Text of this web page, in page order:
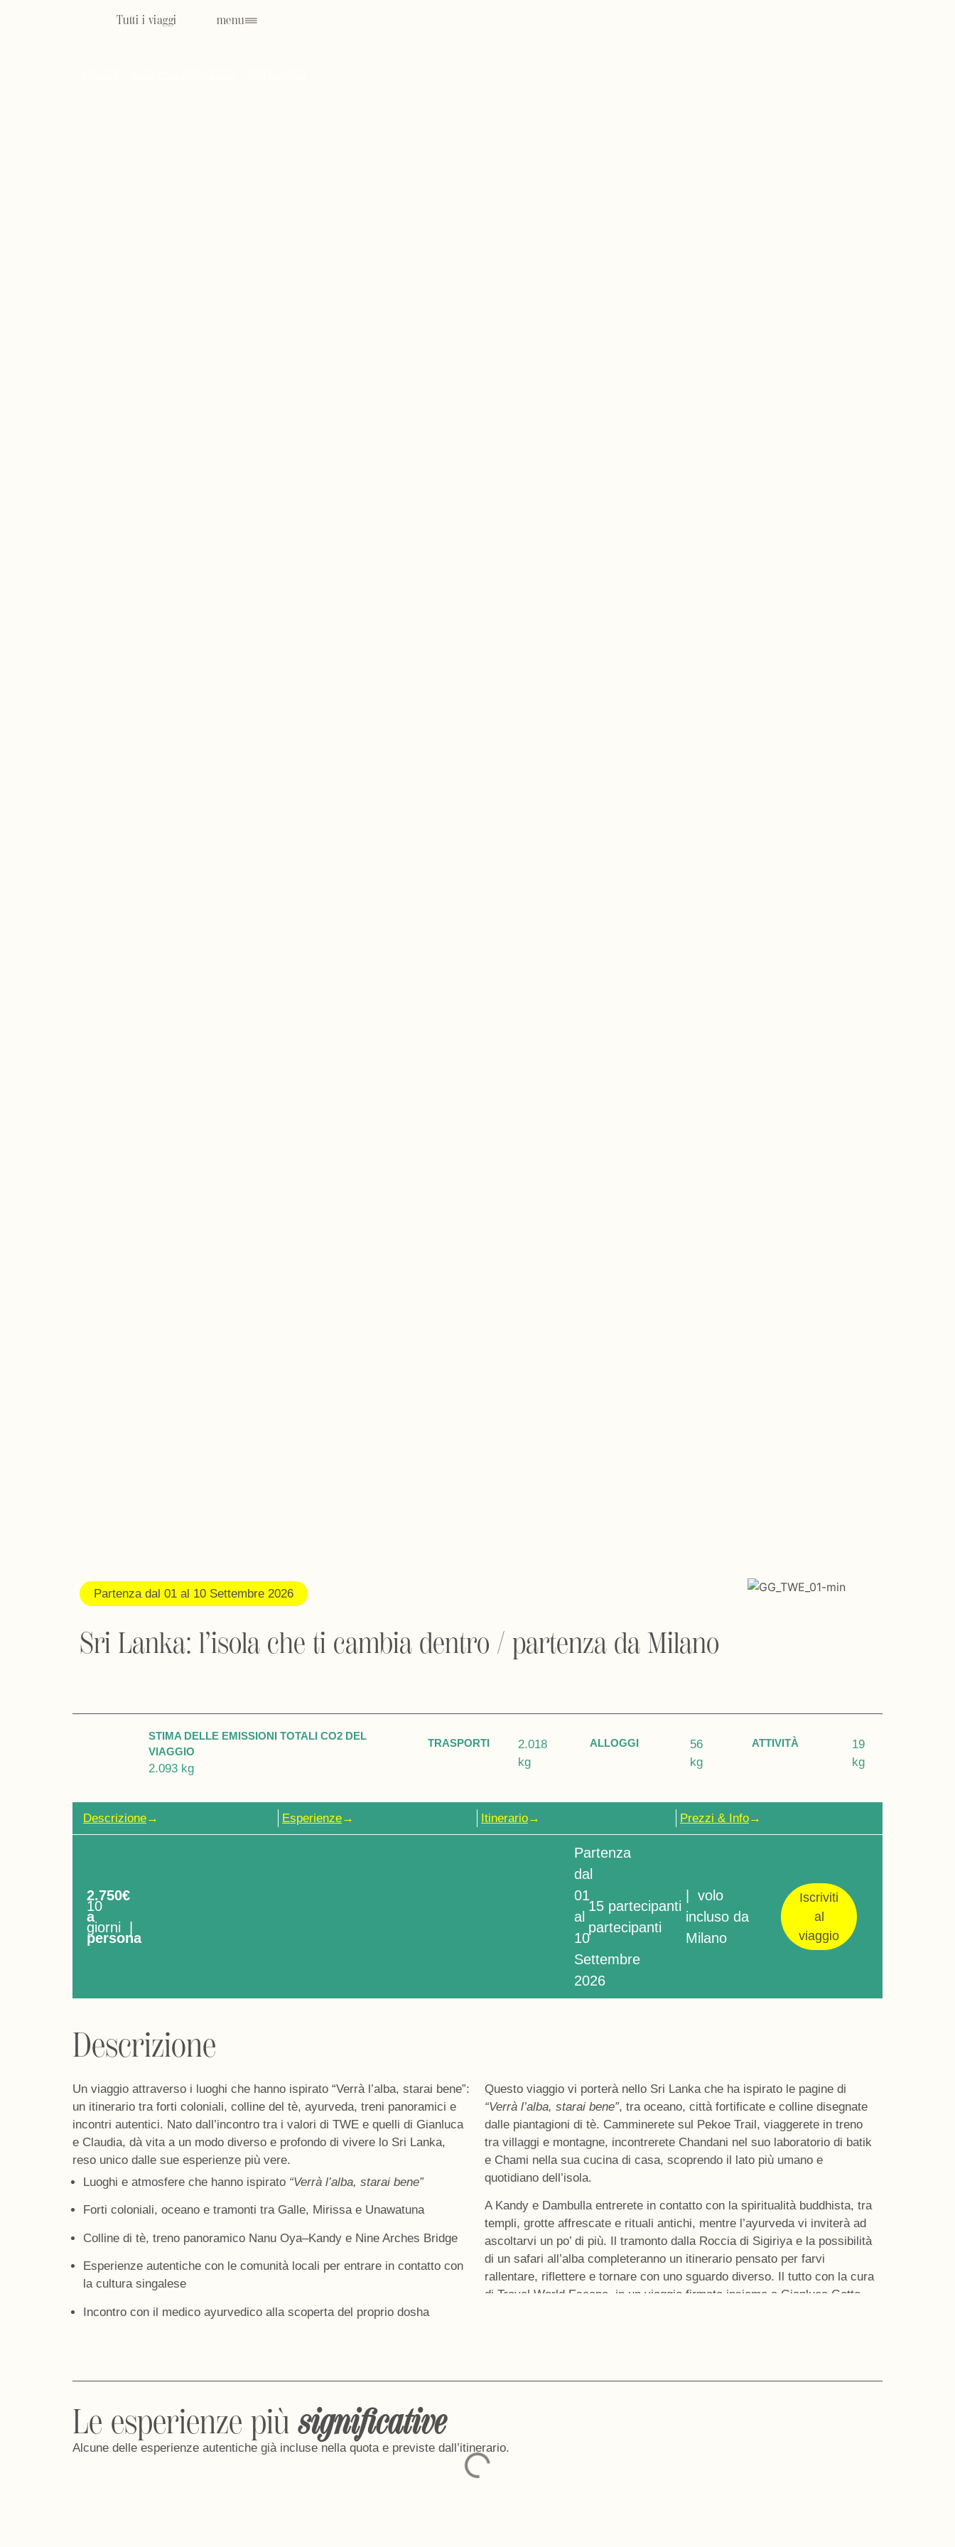
Tutti i viaggi menu
Partenza dal 01 al 10 Settembre 2026
Sri Lanka: l’isola che ti cambia dentro / partenza da Milano
STIMA DELLE EMISSIONI TOTALI CO2 DEL
VIAGGIO
2.093 kg
TRASPORTI
2.018
kg
ALLOGGI
56
kg
ATTIVITÀ
19
kg
Descrizione→ Esperienze→ Itinerario→ Prezzi & Info→
10
giorni |
2.750€
a
persona
Partenza
dal
01
al
10
Settembre
2026
15 partecipanti
partecipanti
| volo
incluso da
Milano
Iscriviti
al
viaggio
Descrizione
Un viaggio attraverso i luoghi che hanno ispirato “Verrà l’alba, starai bene”:
un itinerario tra forti coloniali, colline del tè, ayurveda, treni panoramici e
incontri autentici. Nato dall’incontro tra i valori di TWE e quelli di Gianluca
e Claudia, dà vita a un modo diverso e profondo di vivere lo Sri Lanka,
reso unico dalle sue esperienze più vere.
Luoghi e atmosfere che hanno ispirato “Verrà l’alba, starai bene”
Forti coloniali, oceano e tramonti tra Galle, Mirissa e Unawatuna
Colline di tè, treno panoramico Nanu Oya–Kandy e Nine Arches Bridge
Esperienze autentiche con le comunità locali per entrare in contatto con
la cultura singalese
Incontro con il medico ayurvedico alla scoperta del proprio dosha
Questo viaggio vi porterà nello Sri Lanka che ha ispirato le pagine di
“Verrà l’alba, starai bene”, tra oceano, città fortificate e colline disegnate
dalle piantagioni di tè. Camminerete sul Pekoe Trail, viaggerete in treno
tra villaggi e montagne, incontrerete Chandani nel suo laboratorio di batik
e Chami nella sua cucina di casa, scoprendo il lato più umano e
quotidiano dell’isola.
A Kandy e Dambulla entrerete in contatto con la spiritualità buddhista, tra
templi, grotte affrescate e rituali antichi, mentre l’ayurvedavi inviterà ad
ascoltarvi un po’ di più. Il tramonto dalla Roccia di Sigiriya e la possibilità
di un safari all’alba completeranno un itinerario pensato per farvi
rallentare, riflettere e tornare con uno sguardo diverso. Il tutto con la cura
di Travel World Escape, in un viaggio firmato insieme a Gianluca Gotto,
Le esperienze più significative
Alcune delle esperienze autentiche già incluse nella quota e previste dall’itinerario.